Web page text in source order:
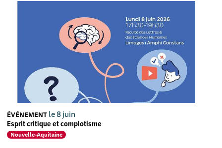
ÉVÉNEMENT le 8 juin
Esprit critique et complotisme
Nouvelle-Aquitaine